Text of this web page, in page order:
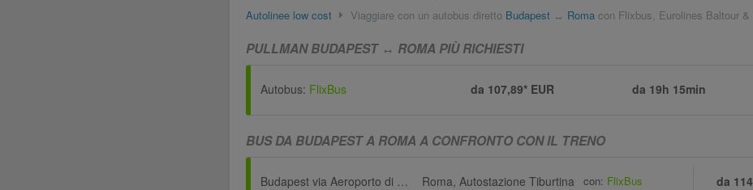
Autolinee low cost Viaggiare con un autobus diretto Budapest ↔ Roma con Flixbus, Eurolines Baltour &
PULLMAN BUDAPEST ↔ ROMA PIÙ RICHIESTI
Autobus: FlixBus da 107,89* EUR da 19h 15min
BUS DA BUDAPEST A ROMA A CONFRONTO CON IL TRENO
Budapest via Aeroporto di Budapest (BUD) Roma, Autostazione Tiburtina con: FlixBus da